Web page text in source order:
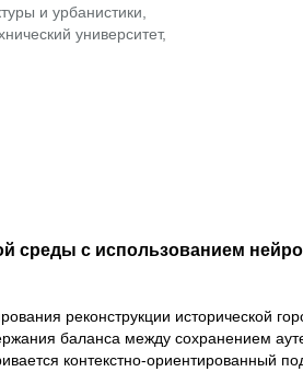
и урбанистики,
университет,
среды с использованием
реконструкции исторической
баланса между сохранением
контекстно-ориентированный